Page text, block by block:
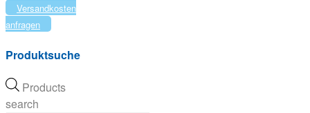
Versandkosten
anfragen
Produktsuche
Products
search